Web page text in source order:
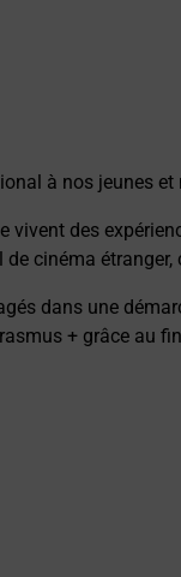
à nos jeunes
vivent des
cinéma
dans une
+ grâce au